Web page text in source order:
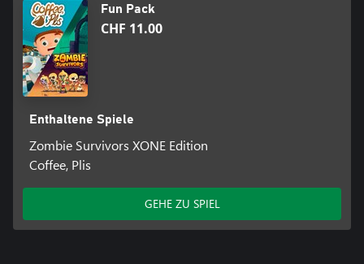
Fun Pack
CHF 11.00
Enthaltene Spiele
Zombie Survivors XONE Edition
Coffee, Plis
GEHE ZU SPIEL